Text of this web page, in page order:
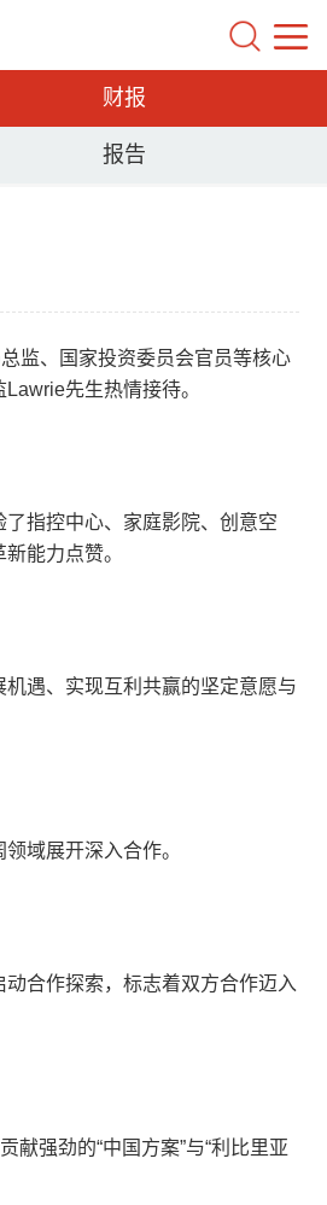
财报
报告
监、国家投资委员会官员等核心
先生热情接待。
指控中心、家庭影院、创意空
能力点赞。
遇、实现互利共赢的坚定意愿与
域展开深入合作。
合作探索，标志着双方合作迈入
强劲的“中国方案”与“利比里亚